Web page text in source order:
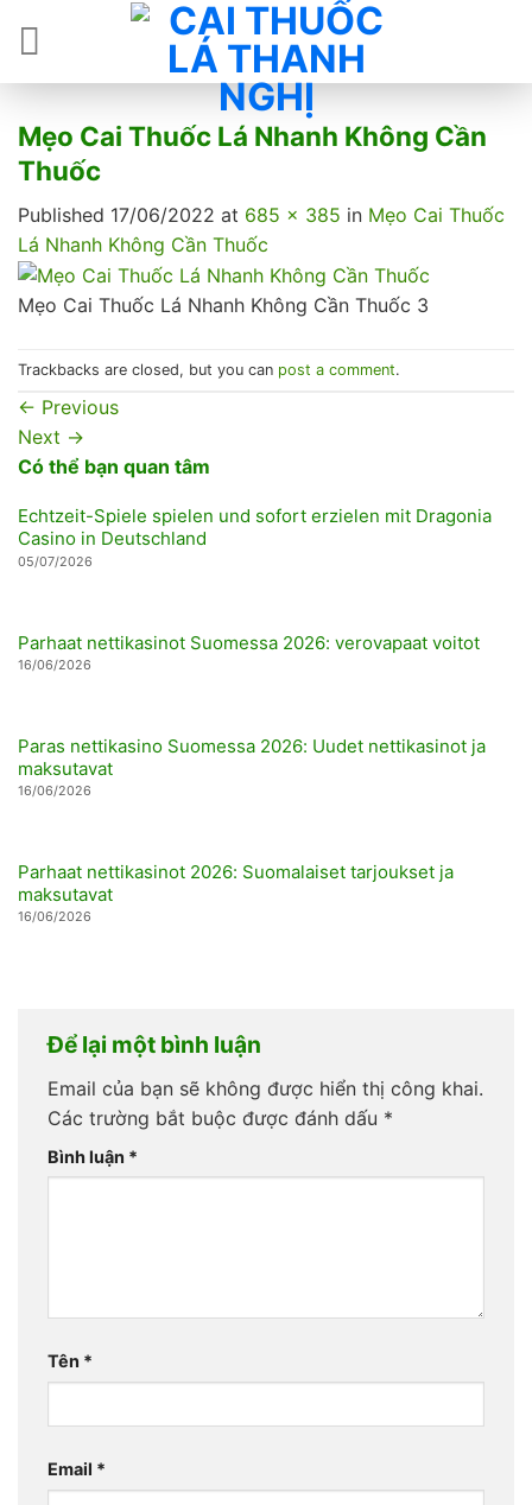
Mẹo Cai Thuốc Lá Nhanh Không Cần
Thuốc
Published 17/06/2022 at 685 × 385 in Mẹo Cai Thuốc
Lá Nhanh Không Cần Thuốc
Mẹo Cai Thuốc Lá Nhanh Không Cần Thuốc 3
Trackbacks are closed, but you can post a comment.
← Previous
Next →
Có thể bạn quan tâm
Echtzeit-Spiele spielen und sofort erzielen mit Dragonia
Casino in Deutschland
05/07/2026
Parhaat nettikasinot Suomessa 2026: verovapaat voitot
16/06/2026
Paras nettikasino Suomessa 2026: Uudet nettikasinot ja
maksutavat
16/06/2026
Parhaat nettikasinot 2026: Suomalaiset tarjoukset ja
maksutavat
16/06/2026
Để lại một bình luận
Email của bạn sẽ không được hiển thị công khai.
Các trường bắt buộc được đánh dấu *
Bình luận *
Tên *
Email *